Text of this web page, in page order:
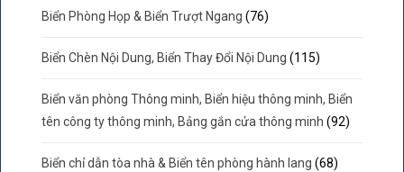
Biển Phòng Họp & Biển Trượt Ngang (76)
Biển Chèn Nội Dung, Biển Thay Đổi Nội Dung (115)
Biển văn phòng Thông minh, Biển hiệu thông minh, Biển
tên công ty thông minh, Bảng gắn cửa thông minh (92)
Biển chỉ dẫn tòa nhà & Biển tên phòng hành lang (68)